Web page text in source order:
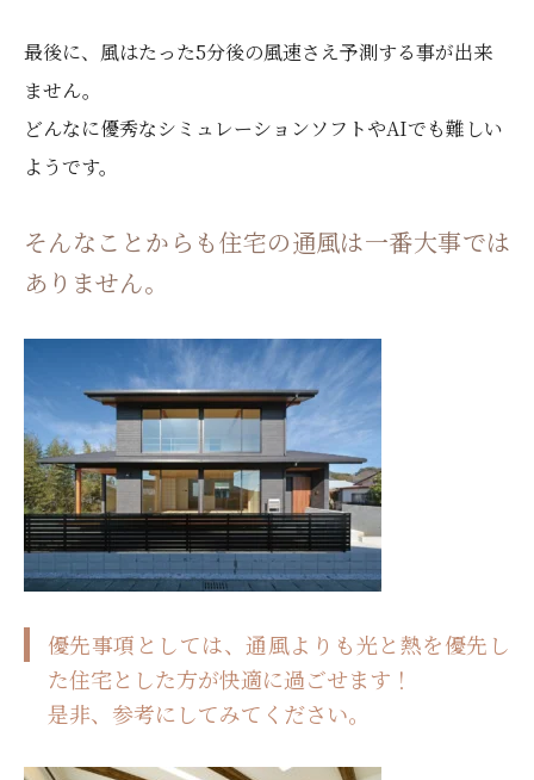
最後に、風はたった5分後の風速さえ予測する事が出来
ません。
どんなに優秀なシミュレーションソフトやAIでも難しい
ようです。
そんなことからも住宅の通風は一番大事では
ありません。
優先事項としては、通風よりも光と熱を優先し
た住宅とした方が快適に過ごせます！
是非、参考にしてみてください。